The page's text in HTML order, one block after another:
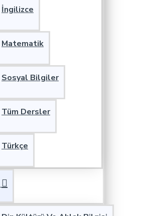
İngilizce
Matematik
Sosyal Bilgiler
Tüm Dersler
Türkçe